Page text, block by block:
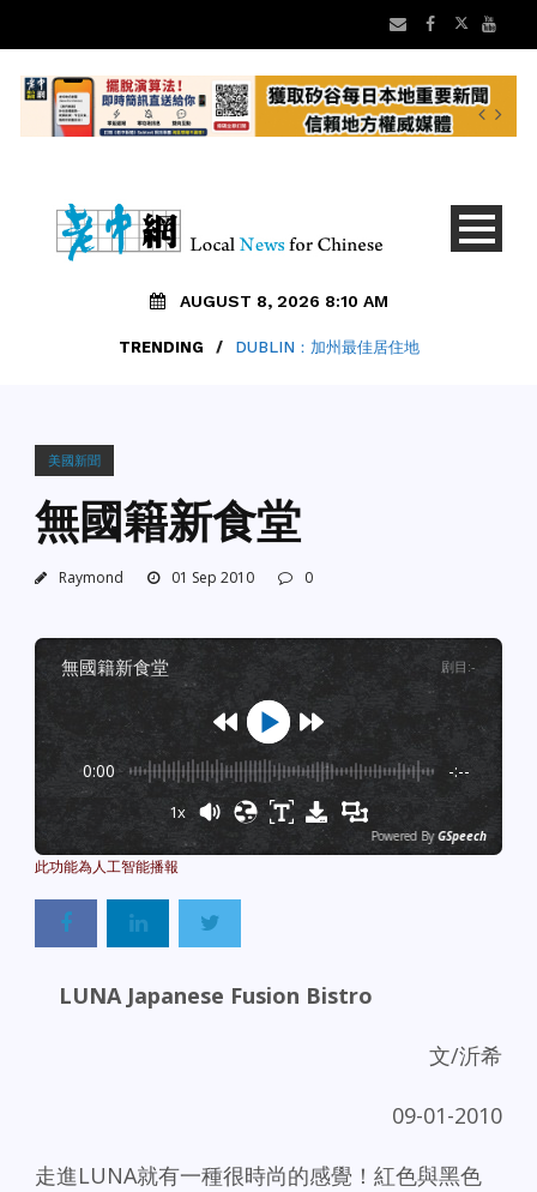
AUGUST 8, 2026 8:10 AM
TRENDING / DUBLIN：加州最佳居住地
美國新聞
無國籍新食堂
Raymond 01 Sep 2010 0
無國籍新食堂 剧目 :-
0:00 -:--
1x
Powered By GSpeech
LUNA Japanese Fusion Bistro
文/沂希
09-01-2010
走進LUNA就有一種很時尚的感覺！紅色與黑色